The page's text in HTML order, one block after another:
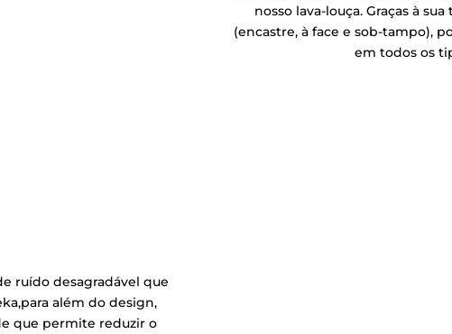
nosso lava-louça. Graças à
(encastre, à face e sob-tampo),
em todos os
ruído desagradável que
além do design,
que permite reduzir o